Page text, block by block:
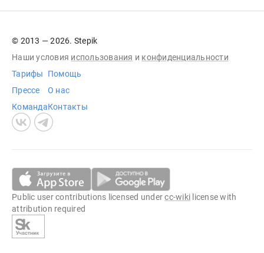
© 2013 — 2026. Stepik
Наши условия использования и конфиденциальности
Тарифы
Прессе
Команда
Помощь
О нас
Контакты
Public user contributions licensed undercc-wiki license with
attribution required